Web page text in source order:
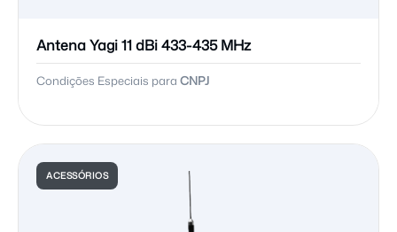
Antena Yagi 11 dBi 433-435 MHz
Condições Especiais para CNPJ
ACESSÓRIOS